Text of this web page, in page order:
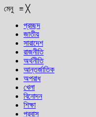
মেনু ≡ ╳
প্রচ্ছদ
জাতীয়
সারাদেশ
রাজনীতি
অর্থনীতি
আন্তর্জাতিক
অপরাধ
খেলা
বিনোদন
শিক্ষা
প্রবাস